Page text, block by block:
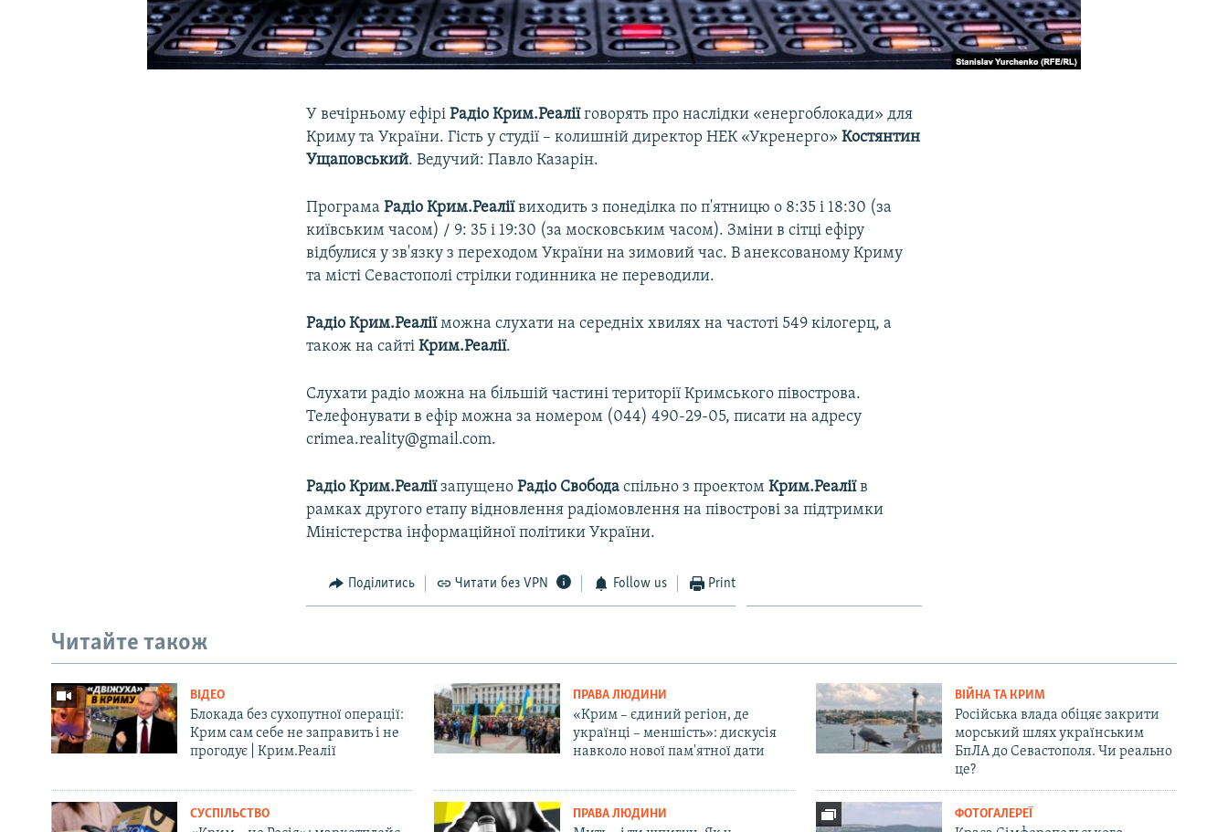
У вечірньому ефіріРадіо Крим.Реаліїговорять про наслідки «енергоблокади» для
Криму та України. Гість у студії – колишній директор НЕК «Укренерго»Костянтин
Ущаповський. Ведучий: Павло Казарін.
ПрограмаРадіо Крим.Реаліївиходить з понеділка по п'ятницю о 8:35 і 18:30 (за
київським часом) / 9: 35 і 19:30 (за московським часом). Зміни в сітці ефіру
відбулися у зв'язку з переходом України на зимовий час. В анексованому Криму
та місті Севастополі стрілки годинника не переводили.
Радіо Крим.Реаліїможна слухати на середніх хвилях на частоті 549 кілогерц, а
також на сайтіКрим.Реалії.
Слухати радіо можна на більшій частині території Кримського півострова.
Телефонувати в ефір можна за номером (044) 490-29-05, писати на адресу
crimea.reality@gmail.com.
Радіо Крим.РеаліїзапущеноРадіо Свобода спільно з проектомКрим.Реаліїв
рамках другого етапу відновлення радіомовлення на півострові за підтримки
Міністерства інформаційної політики України.
Поділитись Читати без VPN Follow us Print
Читайте також
ВІДЕО
Блокада без сухопутної операції:
Крим сам себе не заправить і не
прогодує | Крим.Реалії
ПРАВА ЛЮДИНИ
«Крим – єдиний регіон, де
українці – меншість»: дискусія
навколо нової пам'ятної дати
ВІЙНА ТА КРИМ
Російська влада обіцяє закрити
морський шлях українським
БпЛА до Севастополя. Чи реально
це?
СУСПІЛЬСТВО ПРАВА ЛЮДИНИ ФОТОГАЛЕРЕЇ